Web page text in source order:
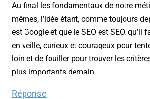
Au final les fondamentaux de notre
mêmes, l’idée étant, comme toujours
est Google et que le SEO est SEO, qu’il
en veille, curieux et courageux pour
loin et de fouiller pour trouver les
plus importants demain.
Réponse